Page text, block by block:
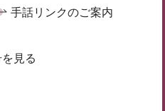
手話リンクのご案内
見る